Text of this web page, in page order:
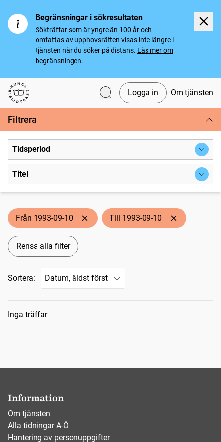
Begränsningar i sökresultaten
Sökträffar som är yngre än 100 år och
omfattas av upphovsrätten visas inte längre i
tjänsten när du söker på distans. Läs mer om
begränsningen.
Svenska tidningar
Logga in Om tjänsten
Filtrera
Tidsperiod
Titel
Från 1993-09-10 Till 1993-09-10
Rensa alla filter
Sortera:
Sökresultat
Inga träffar
Information
Om tjänsten
Alla tidningar A-Ö
Hantering av personuppgifter